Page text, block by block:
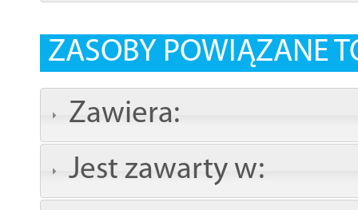
ZASOBY POWIĄZANE
Zawiera:
Jest zawarty w: